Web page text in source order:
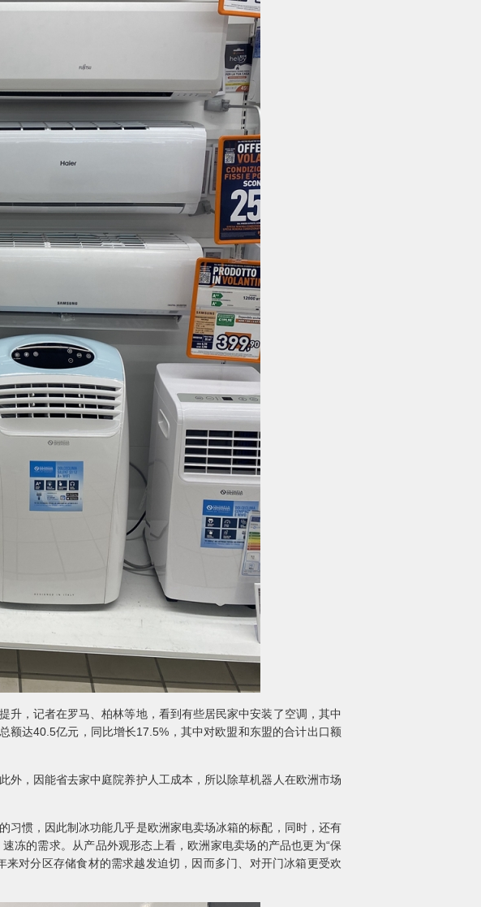
，记者在罗马、柏林等地，看到有些居民家中安装了空调，其中
额达40.5亿元，同比增长17.5%，其中对欧盟和东盟的合计出口额
，因能省去家中庭院养护人工成本，所以除草机器人在欧洲市场
惯，因此制冰功能几乎是欧洲家电卖场冰箱的标配，同时，还有
冻的需求。从产品外观形态上看，欧洲家电卖场的产品也更为“保
对分区存储食材的需求越发迫切，因而多门、对开门冰箱更受欢